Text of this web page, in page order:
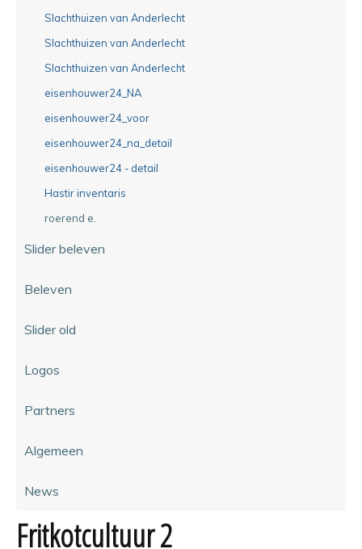
Slachthuizen van Anderlecht
Slachthuizen van Anderlecht
Slachthuizen van Anderlecht
eisenhouwer24_NA
eisenhouwer24_voor
eisenhouwer24_na_detail
eisenhouwer24 - detail
Hastir inventaris
roerend e.
Slider beleven
Beleven
Slider old
Logos
Partners
Algemeen
News
Fritkotcultuur 2